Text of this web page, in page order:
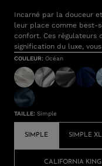
Incarné par la douceur
leur place comme best-
confort. Ces régulateurs
signification du luxe,
COULEUR: Océan
TAILLE: Simple
SIMPLE SIMPLE XL
CALIFORNIA KING